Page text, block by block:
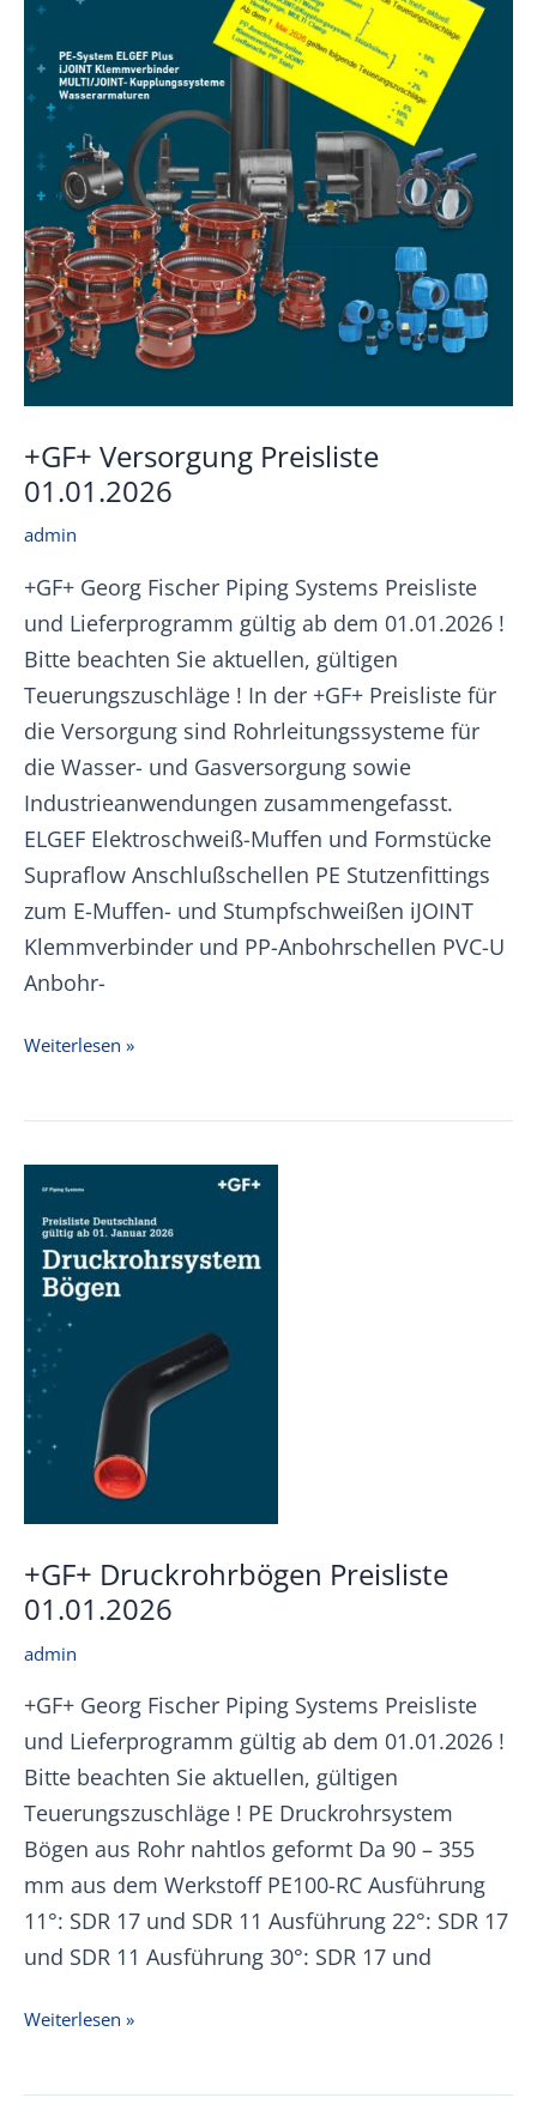
+GF+ Versorgung Preisliste
01.01.2026
admin
+GF+ Georg Fischer Piping Systems Preisliste
und Lieferprogramm gültig ab dem 01.01.2026 !
Bitte beachten Sie aktuellen, gültigen
Teuerungszuschläge ! In der +GF+ Preisliste für
die Versorgung sind Rohrleitungssysteme für
die Wasser- und Gasversorgung sowie
Industrieanwendungen zusammengefasst.
ELGEF Elektroschweiß-Muffen und Formstücke
Supraflow Anschlußschellen PE Stutzenfittings
zum E-Muffen- und Stumpfschweißen iJOINT
Klemmverbinder und PP-Anbohrschellen PVC-U
Anbohr-
+GF+
Preisliste
Weiterlesen »
+GF+ Druckrohrbögen Preisliste
01.01.2026
admin
+GF+ Georg Fischer Piping Systems Preisliste
und Lieferprogramm gültig ab dem 01.01.2026 !
Bitte beachten Sie aktuellen, gültigen
Teuerungszuschläge ! PE Druckrohrsystem
Bögen aus Rohr nahtlos geformt Da 90 – 355
mm aus dem Werkstoff PE100-RC Ausführung
11°: SDR 17 und SDR 11 Ausführung 22°: SDR 17
und SDR 11 Ausführung 30°: SDR 17 und
+GF+
Preisliste
Weiterlesen »